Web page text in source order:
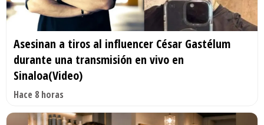
Asesinan a tiros al influencer César Gastélum
durante una transmisión en vivo en
Sinaloa(Video)
Hace 8 horas